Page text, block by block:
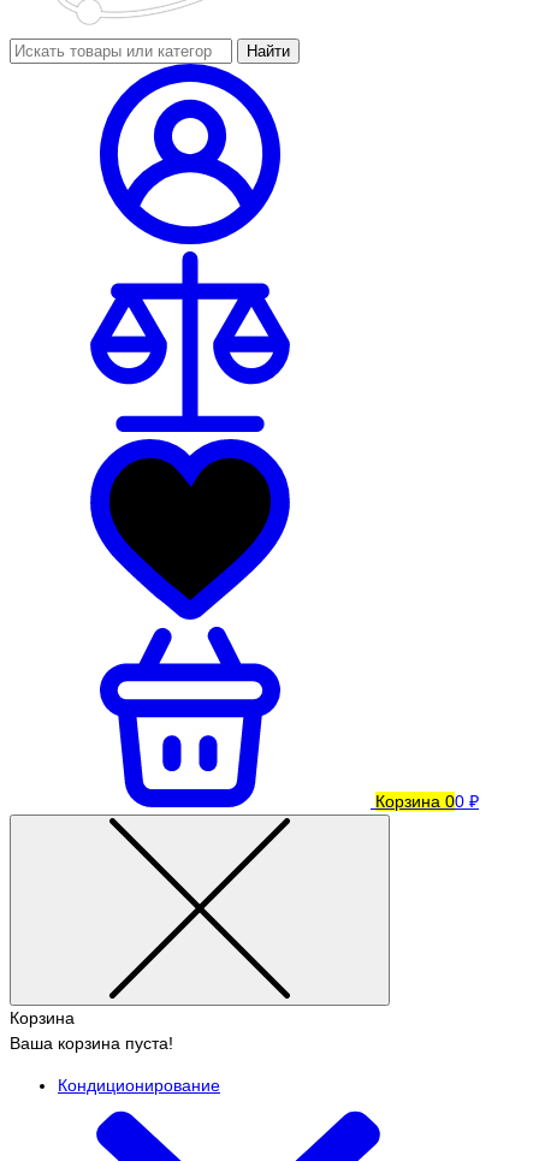
Найти
Корзина 00 ₽
Корзина
Ваша корзина пуста!
Кондиционирование